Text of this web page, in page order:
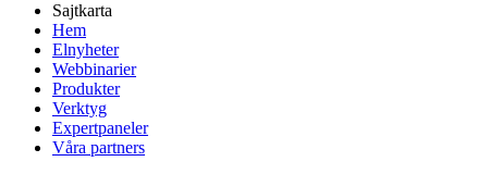
Sajtkarta
Hem
Elnyheter
Webbinarier
Produkter
Verktyg
Expertpaneler
Våra partners